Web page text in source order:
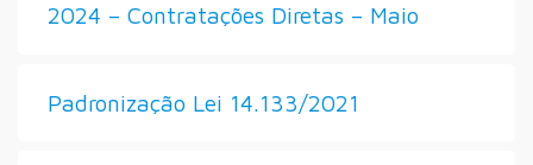
2024 – Contratações Diretas – Maio
Padronização Lei 14.133/2021